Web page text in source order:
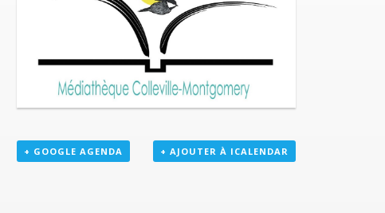
+ GOOGLE AGENDA + AJOUTER À ICALENDAR